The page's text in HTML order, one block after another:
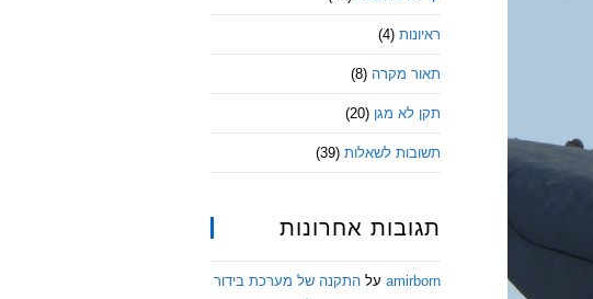
ראיונות (4)
תאור מקרה (8)
תקן לא מגן (20)
תשובות לשאלות (39)
תגובות אחרונות
amirborn על התקנה של מערכת בידור